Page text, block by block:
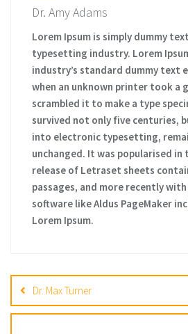
Dr. Amy Adams
Lorem Ipsum is simply dummy
typesetting industry. Lorem
industry’s standard dummy text
when an unknown printer took a
scrambled it to make a type
survived not only five centuries,
into electronic typesetting,
unchanged. It was popularised in
release of Letraset sheets
passages, and more recently
software like Aldus PageMaker
Lorem Ipsum.
navigation
Dr. Max Turner